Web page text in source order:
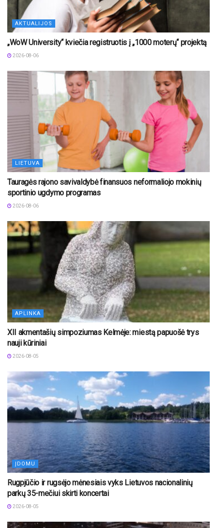
AKTUALIJOS
„WoW University“ kviečia registruotis į „1000 moterų“ projektą
2026-08-06
LIETUVA
Tauragės rajono savivaldybė finansuos neformaliojo mokinių
sportinio ugdymo programas
2026-08-06
APLINKA
XII akmentašių simpoziumas Kelmėje: miestą papuošė trys
nauji kūriniai
2026-08-05
ĮDOMU
Rugpjūčio ir rugsėjo mėnesiais vyks Lietuvos nacionalinių
parkų 35-mečiui skirti koncertai
2026-08-05